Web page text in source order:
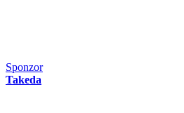
Sponzor
Takeda